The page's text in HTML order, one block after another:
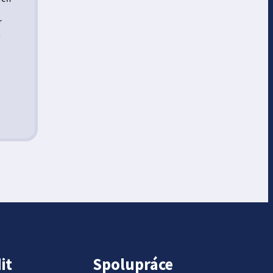
Spolupráce